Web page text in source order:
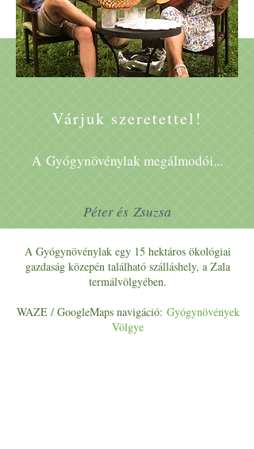
Várjuk szeretettel!
AGyógynövénylak megálmodói...
Péter és Zsuzsa
A Gyógynövénylak egy 15 hektáros ökológiai
gazdaság közepén található szálláshely, a Zala
termálvölgyében.
WAZE / GoogleMaps navigáció: Gyógynövények
Völgye